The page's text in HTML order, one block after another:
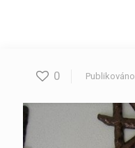
0 Publikováno